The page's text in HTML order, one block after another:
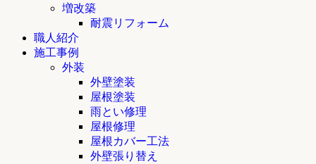
増改築
耐震リフォーム
職人紹介
施工事例
外装
外壁塗装
屋根塗装
雨とい修理
屋根修理
屋根カバー工法
外壁張り替え